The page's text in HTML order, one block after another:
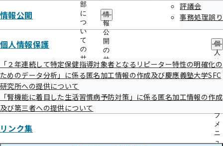
部
に
つ
い
て
の
サ
ブ
メ
ュ
ー
情報公開
情
報
公
開
の
サ
ブ
メ
ュ
評議会
事務処理誤り
個人情報保護
個
人
情
報
保
の
ブ
メ
ニ
ュ
「２年連続して特定保健指導対象者となるリピーター特性の明確化の
ためのデータ分析」に係る匿名加工情報の作成及び慶應義塾大学SFC
研究所への提供について
「腎機能に着目した生活習慣病予防対策」に係る匿名加工情報の作成
及び第三者への提供について
リンク集
12【事業者健診】事業者健診結果データ提供
についてのお願い
13【外部委託】外部委託先情報
14【重症化予防：従業員ご本人様向け】未治
療者の方への受診勧奨